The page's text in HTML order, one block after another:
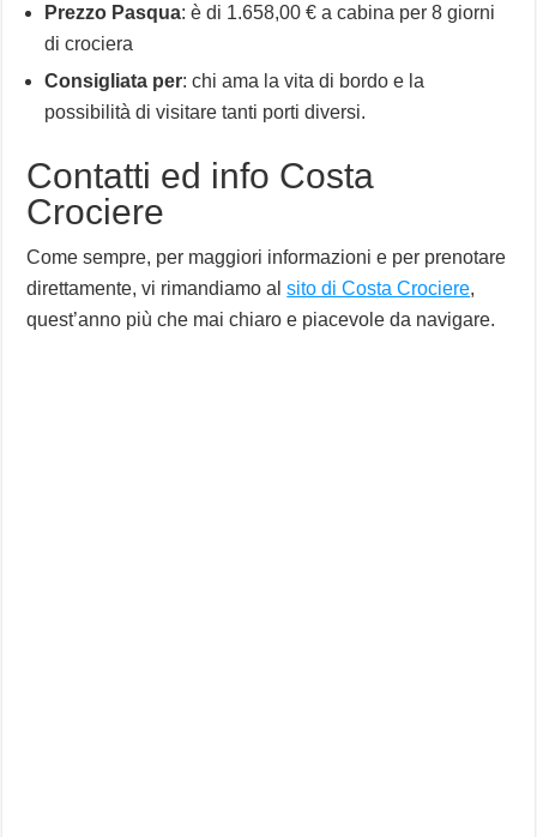
Prezzo Pasqua: è di 1.658,00 € a cabina per 8 giorni
di crociera
Consigliata per: chi ama la vita di bordo e la
possibilità di visitare tanti porti diversi.
Contatti ed info Costa
Crociere
Come sempre, per maggiori informazioni e per prenotare
direttamente, vi rimandiamo alsito di Costa Crociere,
quest’anno più che mai chiaro e piacevole da navigare.